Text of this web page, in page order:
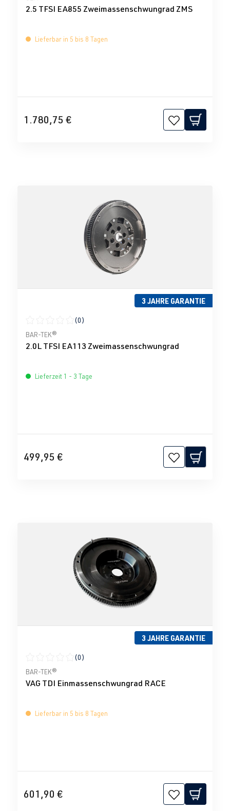
2.5 TFSI EA855 Zweimassenschwungrad ZMS
Lieferbar in 5 bis 8 Tagen
1.780,75 €
3 JAHRE GARANTIE
Durchschnittliche Bewertung von 0 von 5 Sternen
(0)
BAR-TEK®
2.0L TFSI EA113 Zweimassenschwungrad
Lieferzeit 1 - 3 Tage
499,95 €
3 JAHRE GARANTIE
Durchschnittliche Bewertung von 0 von 5 Sternen
(0)
BAR-TEK®
VAG TDI Einmassenschwungrad RACE
Lieferbar in 5 bis 8 Tagen
601,90 €